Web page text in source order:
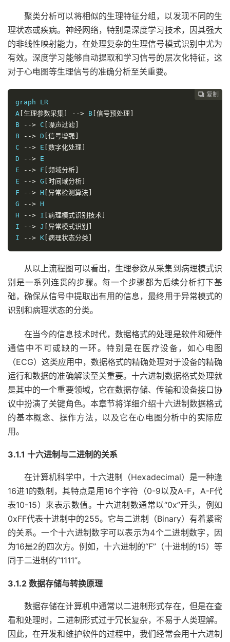
聚类分析可以将相似的生理特征分组，以发现不同的生
理状态或疾病。神经网络，特别是深度学习技术，因其强大
的非线性映射能力，在处理复杂的生理信号模式识别中尤为
有效。深度学习能够自动提取和学习信号的层次化特征，这
对于心电图等生理信号的准确分析至关重要。
 复制
 复制
 复制
 复制
 复制
 复制
 复制
 复制
 复制
 复制
 复制
graph LR
A [生理参数采集] --> B [信号预处理]
B
--> C [噪声过滤]
B
--> D [信号增强]
C
--> E [数字化处理]
D
--> E
E
--> F [频域分析]
E
--> G [时间域分析]
F
--> H [异常检测算法]
G
--> H
H
--> I [病理模式识别技术]
I
--> J
[异常模式识别]
I
--> K [病理状态分类]
从以上流程图可以看出，生理参数从采集到病理模式识
别是一系列连贯的步骤。每一个步骤都为后续分析打下基
础，确保从信号中提取出有用的信息，最终用于异常模式的
识别和病理状态的分类。
在当今的信息技术时代，数据格式的处理是软件和硬件
通信中不可或缺的一环。特别是在医疗设备，如心电图
（ECG）这类应用中，数据格式的精确处理对于设备的精确
运行和数据的准确解读至关重要。十六进制数据格式处理就
是其中的一个重要领域，它在数据存储、传输和设备接口协
议中扮演了关键角色。本章节将详细介绍十六进制数据格式
的基本概念、操作方法，以及它在心电图分析中的实际应
用。
3.1.1 十六进制与二进制的关系
在计算机科学中，十六进制（Hexadecimal）是一种逢
16进1的数制，其特点是用16个字符（0-9以及A-F，A-F代
表10-15）来表示数值。十六进制数通常以“0x”开头，例如
0xFF代表十进制中的255。它与二进制（Binary）有着紧密
的关系。一个十六进制数字可以表示为4个二进制数字，因
为16是2的四次方。例如，十六进制的“F”（十进制的15）等
同于二进制的“1111”。
3.1.2 数据存储与转换原理
数据存储在计算机中通常以二进制形式存在，但是在查
看和处理时，二进制形式过于冗长复杂，不易于人类理解。
因此，在开发和维护软件的过程中，我们经常会用十六进制